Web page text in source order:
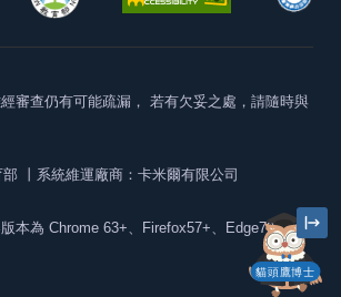
貓頭鷹博士
審查仍有可能疏漏， 若有欠妥之處，請隨時與
部 丨系統維運廠商：卡米爾有限公司
本為 Chrome 63+、Firefox57+、Edge79+及